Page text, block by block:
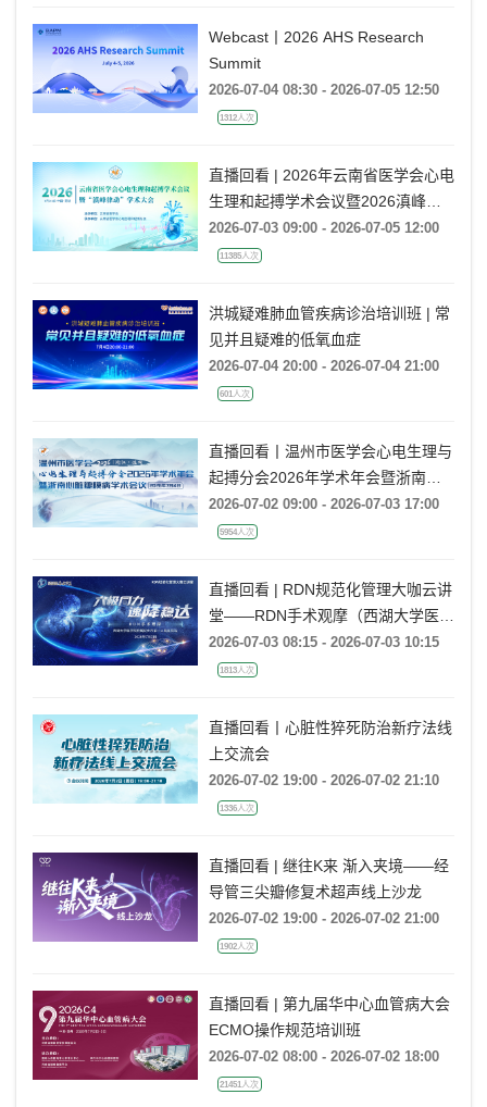
Webcast丨2026 AHS Research
Summit
2026-07-04 08:30 - 2026-07-05 12:50
1312人次
直播回看 | 2026年云南省医学会心电
生理和起搏学术会议暨2026滇峰律
动学术大会
2026-07-03 09:00 - 2026-07-05 12:00
11385人次
洪城疑难肺血管疾病诊治培训班 | 常
见并且疑难的低氧血症
2026-07-04 20:00 - 2026-07-04 21:00
601人次
直播回看丨温州市医学会心电生理与
起搏分会2026年学术年会暨浙南心
脏瓣膜病学术会议
2026-07-02 09:00 - 2026-07-03 17:00
5954人次
直播回看 | RDN规范化管理大咖云讲
堂——RDN手术观摩（西湖大学医学
院附属杭州市第一人民医院站）
2026-07-03 08:15 - 2026-07-03 10:15
1813人次
直播回看丨心脏性猝死防治新疗法线
上交流会
2026-07-02 19:00 - 2026-07-02 21:10
1336人次
直播回看 | 继往K来 渐入夹境——经
导管三尖瓣修复术超声线上沙龙
2026-07-02 19:00 - 2026-07-02 21:00
1902人次
直播回看 | 第九届华中心血管病大会
ECMO操作规范培训班
2026-07-02 08:00 - 2026-07-02 18:00
21451人次